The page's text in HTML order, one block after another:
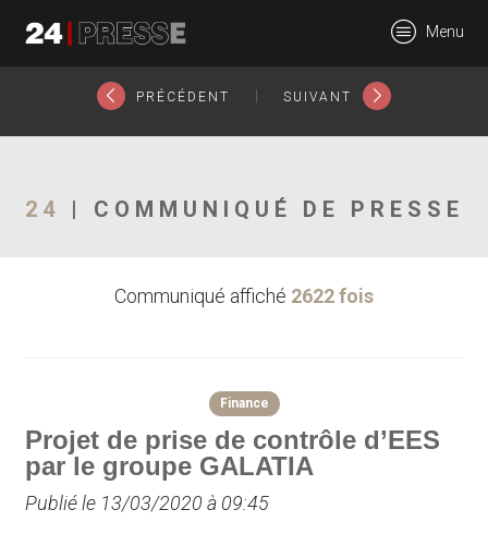
24Presse -
Communiqués de
Menu
PRÉCÉDENT SUIVANT
24 | COMMUNIQUÉ DE PRESSE
Communiqué affiché 2622 fois
Finance
Projet de prise de contrôle d’EES
par le groupe GALATIA
Publié le 13/03/2020 à 09:45